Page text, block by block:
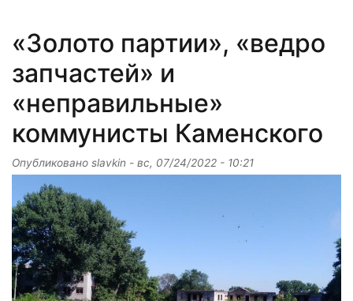
«Золото партии», «ведро
запчастей» и
«неправильные»
коммунисты Каменского
Опубликовано slavkin - вс, 07/24/2022 - 10:21